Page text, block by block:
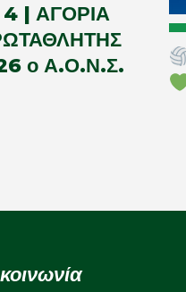
| ΑΓΟΡΙΑ
ο Α.Ο.Ν.Σ.